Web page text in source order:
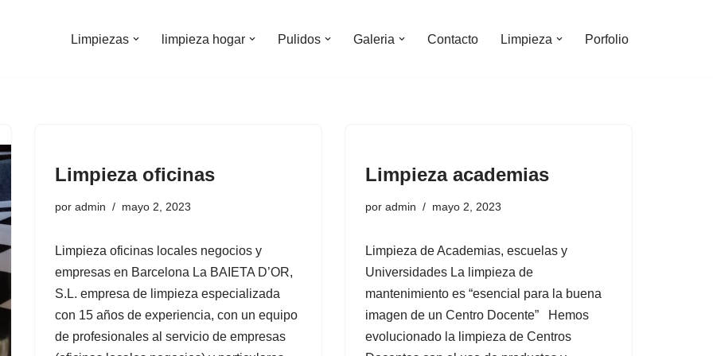
Limpiezas limpieza hogar Pulidos Galeria Contacto Limpieza Porfolio
Limpieza oficinas
por admin mayo 2, 2023
Limpieza oficinas locales negocios y
empresas en Barcelona La BAIETA D’OR,
S.L. empresa de limpieza especializada
con 15 años de experiencia, con un equipo
de profesionales al servicio de empresas
Limpieza academias
por admin mayo 2, 2023
Limpieza de Academias, escuelas y
Universidades La limpieza de
mantenimiento es “esencial para la buena
imagen de un Centro Docente” Hemos
evolucionado la limpieza de Centros